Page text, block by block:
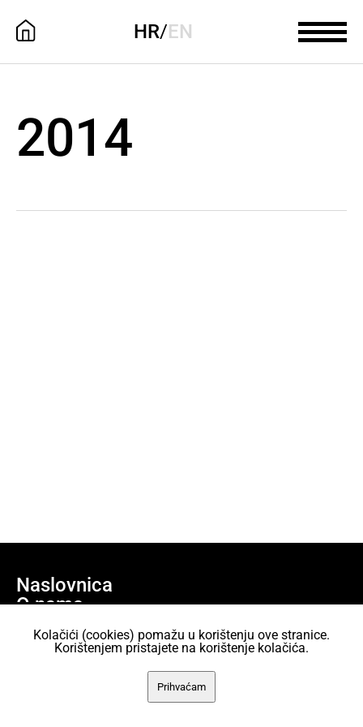
HR/EN
2014
Naslovnica
O nama
Učlani se
Projekti
AKC Attack Sav sadržaj dan je na korištenje pod licencom Creative
Kolačići (cookies) pomažu u korištenju ove stranice.
Korištenjem pristajete na korištenje kolačića.
Prihvaćam